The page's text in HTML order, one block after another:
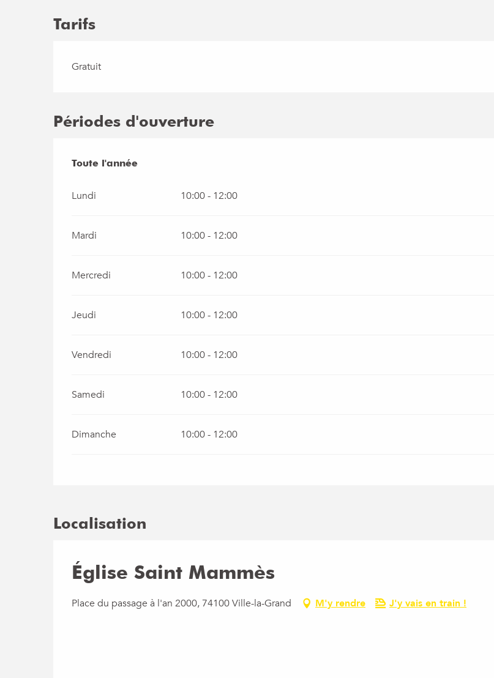
Tarifs
Gratuit
Périodes d'ouverture
Toute l'année
Toute l'année
Lundi 10:00 - 12:00
Mardi 10:00 - 12:00
Mercredi 10:00 - 12:00
Jeudi 10:00 - 12:00
Vendredi 10:00 - 12:00
Samedi 10:00 - 12:00
Dimanche 10:00 - 12:00
Localisation
Église Saint Mammès
Place du passage à l'an 2000, 74100 Ville-la-Grand M'y rendre J'y vais en train !